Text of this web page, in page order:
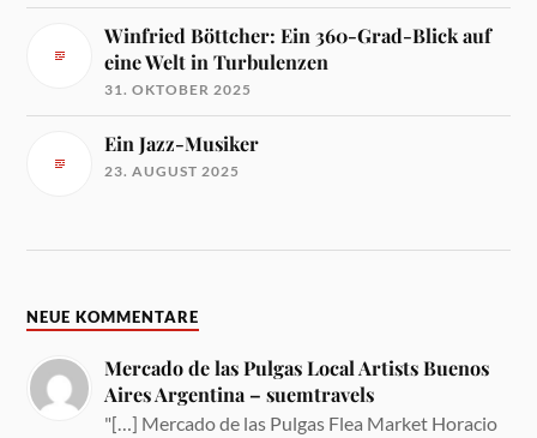
Winfried Böttcher: Ein 360-Grad-Blick auf
eine Welt in Turbulenzen
31. OKTOBER 2025
Ein Jazz-Musiker
23. AUGUST 2025
NEUE KOMMENTARE
Mercado de las Pulgas Local Artists Buenos
Aires Argentina – suemtravels
"[…] Mercado de las Pulgas Flea Market Horacio